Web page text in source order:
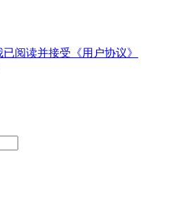
已阅读并接受《用户协议》